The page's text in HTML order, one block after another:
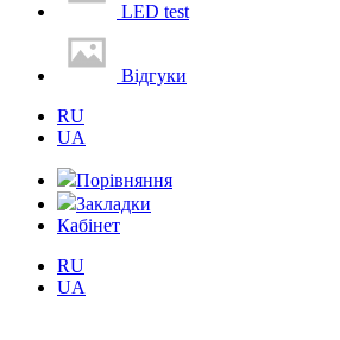
LED test
Вiдгуки
RU
UA
Порівняння
Закладки
Кабінет
RU
UA